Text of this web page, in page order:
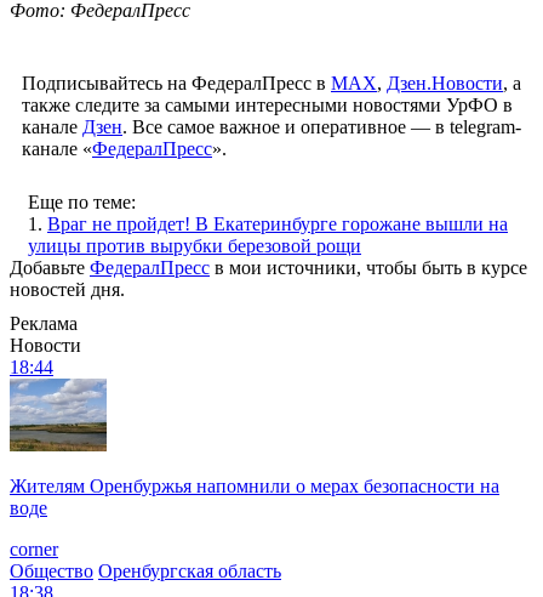
Фото: ФедералПресс
Подписывайтесь на ФедералПресс в МАХ, Дзен.Новости, а
также следите за самыми интересными новостями УрФО в
канале Дзен. Все самое важное и оперативное — в telegram-
канале «ФедералПресс».
Еще по теме:
1. Враг не пройдет! В Екатеринбурге горожане вышли на
улицы против вырубки березовой рощи
Добавьте ФедералПресс в мои источники, чтобы быть в курсе
новостей дня.
Реклама
Новости
18:44
Жителям Оренбуржья напомнили о мерах безопасности на
воде
corner
Общество Оренбургская область
18:38